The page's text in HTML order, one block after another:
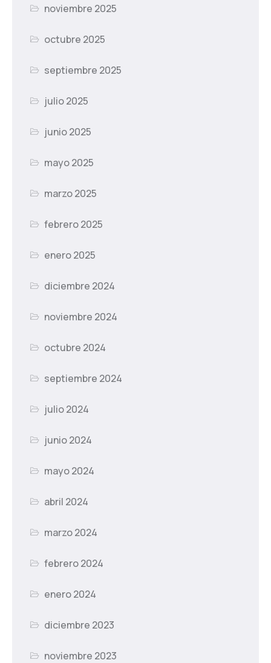
noviembre 2025
octubre 2025
septiembre 2025
julio 2025
junio 2025
mayo 2025
marzo 2025
febrero 2025
enero 2025
diciembre 2024
noviembre 2024
octubre 2024
septiembre 2024
julio 2024
junio 2024
mayo 2024
abril 2024
marzo 2024
febrero 2024
enero 2024
diciembre 2023
noviembre 2023